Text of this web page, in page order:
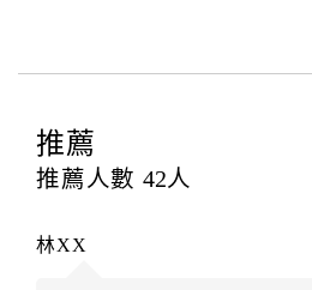
四、訂單異動
提出申辦不得異動訂單。
每筆訂單異動限定
辦理取消退款。
房者應補足差額。（限原訂飯店）
推薦
推薦人數 42人
林XX